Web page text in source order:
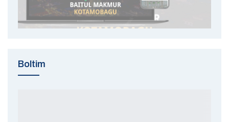
Boltim